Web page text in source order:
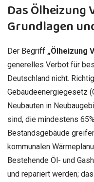
Das Ölheizung
Grundlagen
Der Begriff „Ölheizung
generelles Verbot für
Deutschland nicht.
Gebäudeenergiegesetz
Neubauten in
sind, die mindestens
Bestandsgebäude
kommunalen
Bestehende Öl- und
und repariert werden;